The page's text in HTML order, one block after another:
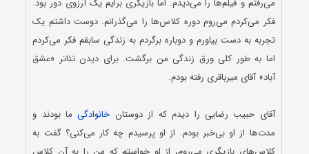
می‌رفتم و فیلم‌ها را می‌دیدم. اما بازیگری برایم یک آرزوی دور بود.
فکر می‌کردم می‌روم دوره کلاس‌ها را می‌گذرانم. دوست داشتم یک
تجربه به دست بیاورم و دوباره برگردم به زندگی سابقم فکر می‌کردم
اما به طور کلی ورق زندگی من برگشت. برای دیدن تئاتر «عشق
آباد» آقای میرباقری رفته بودم.
آقای حبیب رضایی را دیدم که از دوستان خانوادگیما بودند و
مدت‌ها از او بی‌خبر بودم. از او پرسیدم چه کار می‌کنی؟ گفت به